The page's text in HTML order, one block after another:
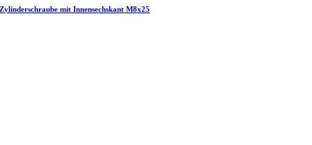
Zylinderschraube mit Innensechskant M8x25